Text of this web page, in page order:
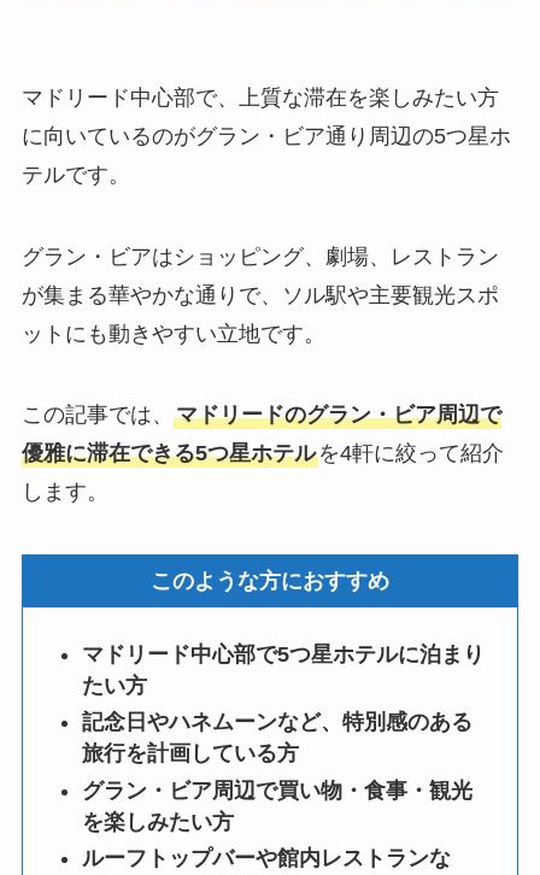
マドリード中心部で、上質な滞在を楽しみたい方
に向いているのがグラン・ビア通り周辺の5つ星ホ
テルです。
グラン・ビアはショッピング、劇場、レストラン
が集まる華やかな通りで、ソル駅や主要観光スポ
ットにも動きやすい立地です。
この記事では、 マドリードのグラン・ビア周辺で
優雅に滞在できる5つ星ホテルを4軒に絞って紹介
します。
このような方におすすめ
マドリード中心部で5つ星ホテルに泊まり
たい方
記念日やハネムーンなど、特別感のある
旅行を計画している方
グラン・ビア周辺で買い物・食事・観光
を楽しみたい方
ルーフトップバーや館内レストランな